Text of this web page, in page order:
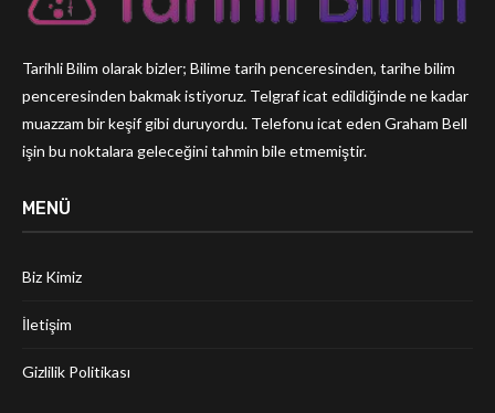
Tarihli Bilim olarak bizler; Bilime tarih penceresinden, tarihe bilim
penceresinden bakmak istiyoruz. Telgraf icat edildiğinde ne kadar
muazzam bir keşif gibi duruyordu. Telefonu icat eden Graham Bell
işin bu noktalara geleceğini tahmin bile etmemiştir.
MENÜ
Biz Kimiz
İletişim
Gizlilik Politikası